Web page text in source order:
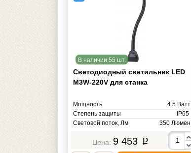
В наличии 55 шт.
Светодиодный светильник LED
M3W-220V для станка
Мощность
4.5 Ватт
Степень защиты
IP65
Световой поток, Лм
350 Люмен
4000-4500К (Теплый белый) Кельвин
9 453 p